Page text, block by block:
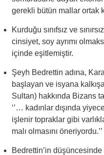
gerekli bütün mallar ortak
Kurduğu sınıfsız ve
cinsiyet, soy ayrımı
içinde eşitlemiştir.
Şeyh Bedrettin adına,
başlayan ve isyana
Sultan) hakkında Bizans
‘’… kadınlar dışında
işlenir topraklar gibi
malı olmasını öneriyordu.’’
Bedrettin’in